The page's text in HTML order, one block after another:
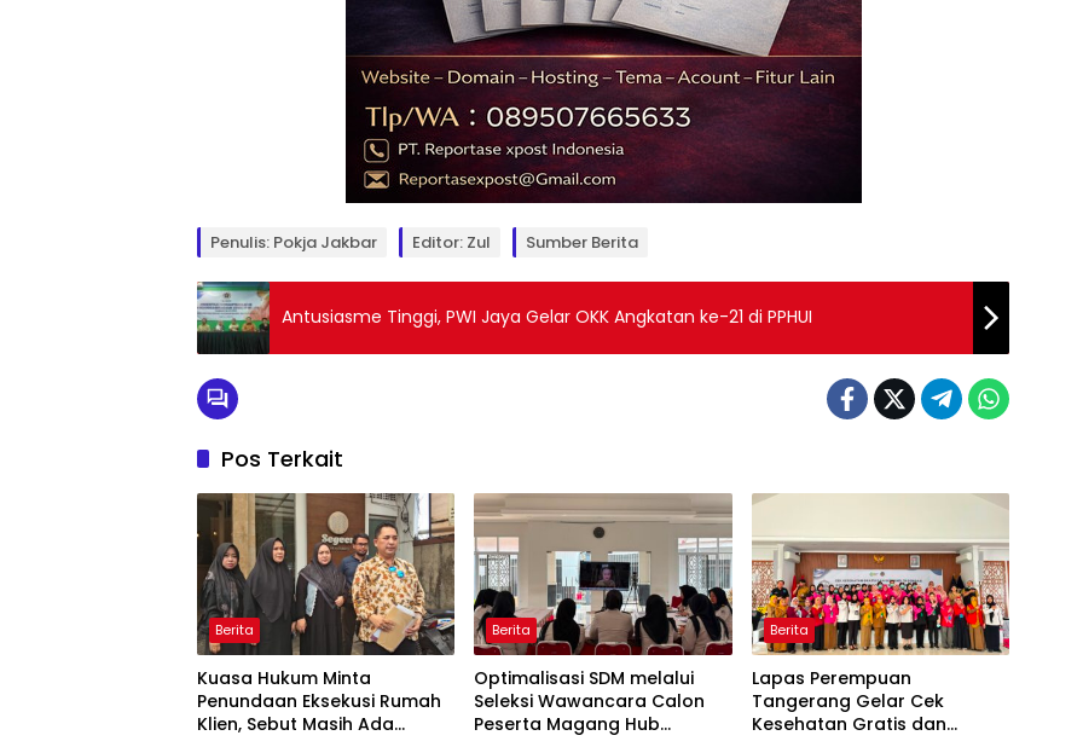
Penulis: Pokja Jakbar Editor: Zul Sumber Berita
Antusiasme Tinggi, PWI Jaya Gelar OKK Angkatan ke-21 di PPHUI
Pos Terkait
Berita
Kuasa Hukum Minta
Penundaan Eksekusi Rumah
Klien, Sebut Masih Ada
Berita
Optimalisasi SDM melalui
Seleksi Wawancara Calon
Peserta Magang Hub
Berita
Lapas Perempuan
Tangerang Gelar Cek
Kesehatan Gratis dan